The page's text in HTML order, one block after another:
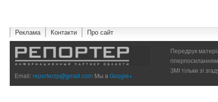
Реклама Контакти Про сайт
Email:reporterzp@gmail.com Мы вGoogle+
Передрук
ЗМІ тільки зі